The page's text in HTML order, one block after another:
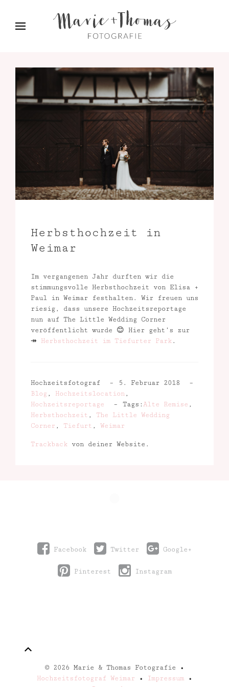
Herbsthochzeit in
Weimar
Im vergangenen Jahr durften wir die
stimmungsvolle Herbsthochzeit von Elisa +
Paul in Weimar festhalten. Wir freuen uns
riesig, dass unsere Hochzeitsreportage
nun auf The Little Wedding Corner
veröffentlicht wurde 😊 Hier geht’s zur
↠ Herbsthochzeit im Tiefurter Park.
Hochzeitsfotograf
5. Februar 2018
Blog, Hochzeitslocation,
Hochzeitsreportage
Tags:Alte Remise ,
Herbsthochzeit , The Little Wedding
Corner , Tiefurt , Weimar
Trackback von deiner Website.
Facebook Twitter Google+
Pinterest Instagram
© 2026 Marie & Thomas Fotografie •
Hochzeitsfotograf Weimar • Impressum •